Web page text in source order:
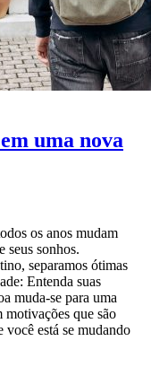
uma nova
os anos mudam
seus sonhos.
separamos ótimas
Entenda suas
muda-se para uma
motivações que são
você está se mudando